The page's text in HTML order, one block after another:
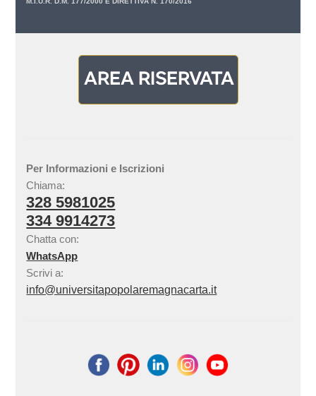
Per Informazioni e Iscrizioni
Chiama:
328 5981025
334 9914273
Chatta con:
WhatsApp
Scrivi a:
info@universitapopolaremagnacarta.it